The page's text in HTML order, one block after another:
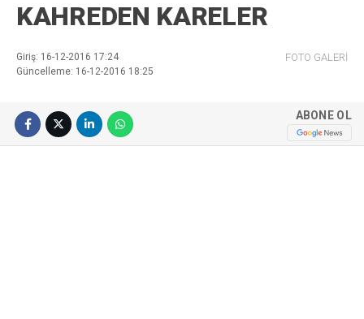
KAHREDEN KARELER
Giriş: 16-12-2016 17:24
Güncelleme: 16-12-2016 18:25
FOTO GALERİ
ABONE OL